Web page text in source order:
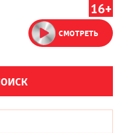
16+
СМОТРЕТЬ